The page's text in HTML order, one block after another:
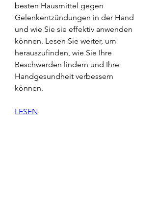
besten Hausmittel gegen
Gelenkentzündungen in der Hand
und wie Sie sie effektiv anwenden
können. Lesen Sie weiter, um
herauszufinden, wie Sie Ihre
Beschwerden lindern und Ihre
Handgesundheit verbessern
können.
LESEN